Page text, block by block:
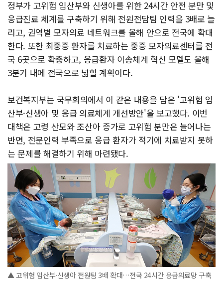
정부가 고위험 임산부와 신생아를 위한 24시간 안전 분만 및
응급진료 체계를 구축하기 위해 전원전담팀 인력을 3배로 늘
리고, 권역별 모자의료 네트워크를 올해 안으로 전국에 확대
한다. 또한 최중증 환자를 치료하는 중증 모자의료센터를 전
국 6곳으로 확충하고, 응급환자 이송체계 혁신 모델도 올해
3분기 내에 전국으로 넓힐 계획이다.
보건복지부는 국무회의에서 이 같은 내용을 담은 '고위험 임
산부·신생아 및 응급 의료체계 개선방안'을 보고했다. 이번
대책은 고령 산모와 조산아 증가로 고위험 분만은 늘어나는
반면, 전문인력 부족으로 응급 환자가 적기에 치료받지 못하
는 문제를 해결하기 위해 마련됐다.
▲ 고위험 임산부·신생아 전원팀 3배 확대…전국 24시간 응급의료망 구축